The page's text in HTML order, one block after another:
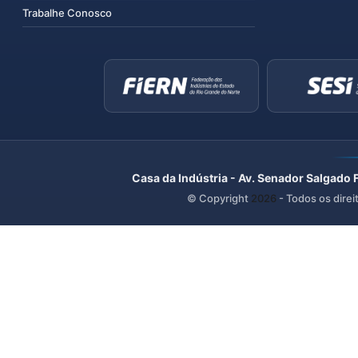
Trabalhe Conosco
Casa da Indústria - Av. Senador
© Copyright 2026 - Todos os